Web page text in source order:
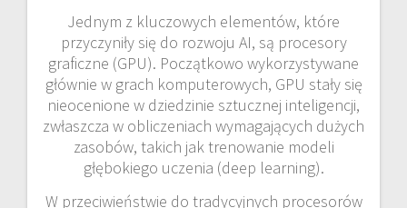
Jednym z kluczowych elementów, które
przyczyniły się do rozwoju AI, są procesory
graficzne (GPU). Początkowo wykorzystywane
głównie w grach komputerowych, GPU stały się
nieocenione w dziedzinie sztucznej inteligencji,
zwłaszcza w obliczeniach wymagających dużych
zasobów, takich jak trenowanie modeli
głębokiego uczenia (deep learning).
W przeciwieństwie do tradycyjnych procesorów